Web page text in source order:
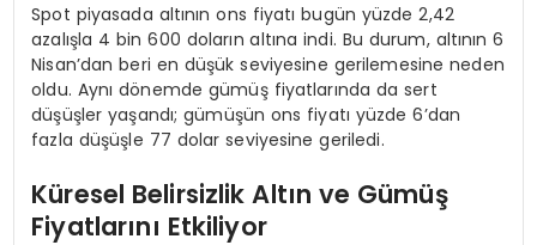
Spot piyasada altının ons fiyatı bugün yüzde 2,42
azalışla 4 bin 600 doların altına indi. Bu durum, altının 6
Nisan’dan beri en düşük seviyesine gerilemesine neden
oldu. Aynı dönemde gümüş fiyatlarında da sert
düşüşler yaşandı; gümüşün ons fiyatı yüzde 6’dan
fazla düşüşle 77 dolar seviyesine geriledi.
Küresel Belirsizlik Altın ve Gümüş
Fiyatlarını Etkiliyor